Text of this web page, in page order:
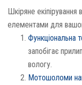
Шкіряне
елементами для
Функціональна
запобігає
вологу.
Мотошоломи